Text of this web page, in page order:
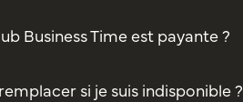
Business Time est payante ?
si je suis indisponible ?